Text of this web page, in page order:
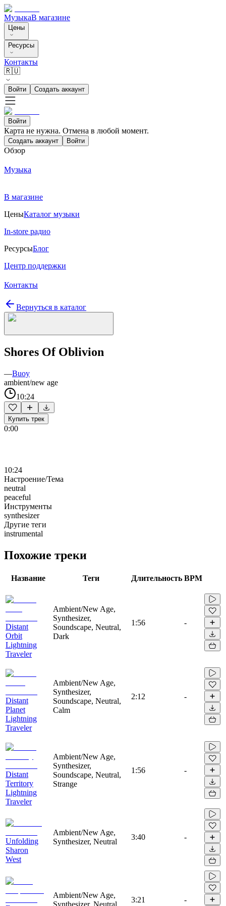
МузыкаВ магазине
Цены
Ресурсы
Контакты
🇷🇺
Войти Создать аккаунт
Войти
Карта не нужна. Отмена в любой момент.
Создать аккаунт Войти
Обзор
Музыка
В магазине
ЦеныКаталог музыки
In-store радио
РесурсыБлог
Центр поддержки
Контакты
Вернуться в каталог
Shores Of Oblivion
—Buoy
ambient/new age
10:24
Купить трек
0:00
10:24
Настроение/Тема
neutral
peaceful
Инструменты
synthesizer
Другие теги
instrumental
Похожие треки
Название Теги Длительность BPM
Distant
Orbit
Lightning
Traveler
Ambient/New Age,
Synthesizer,
Soundscape, Neutral,
Dark
1:56 -
Distant
Planet
Lightning
Traveler
Ambient/New Age,
Synthesizer,
Soundscape, Neutral,
Calm
2:12 -
Distant
Territory
Lightning
Traveler
Ambient/New Age,
Synthesizer,
Soundscape, Neutral,
Strange
1:56 -
Unfolding
Sharon
West
Ambient/New Age,
Synthesizer, Neutral
3:40 -
Ambient/New Age,
Synthesizer, Neutral
3:21 -